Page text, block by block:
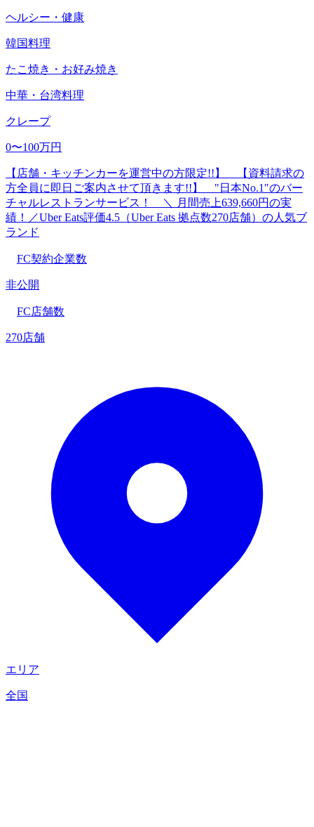
ヘルシー・健康
韓国料理
たこ焼き・お好み焼き
中華・台湾料理
クレープ
0〜100万円
【店舗・キッチンカーを運営中の方限定!!】 【資料請求の
方全員に即日ご案内させて頂きます!!】 "日本No.1"のバー
チャルレストランサービス！ ＼ 月間売上639,660円の実
績！／Uber Eats評価4.5（Uber Eats 拠点数270店舗）の人気ブ
ランド
FC契約企業数
非公開
FC店舗数
270店舗
エリア
全国